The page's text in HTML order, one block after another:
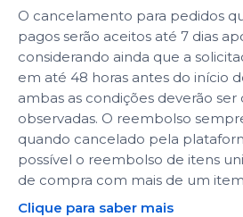
O cancelamento para pedidos
pagos serão aceitos até 7 dias
considerando ainda que a
em até 48 horas antes do início
ambas as condições deverão
observadas. O reembolso
quando cancelado pela
possível o reembolso de itens
de compra com mais de um
Clique para saber mais